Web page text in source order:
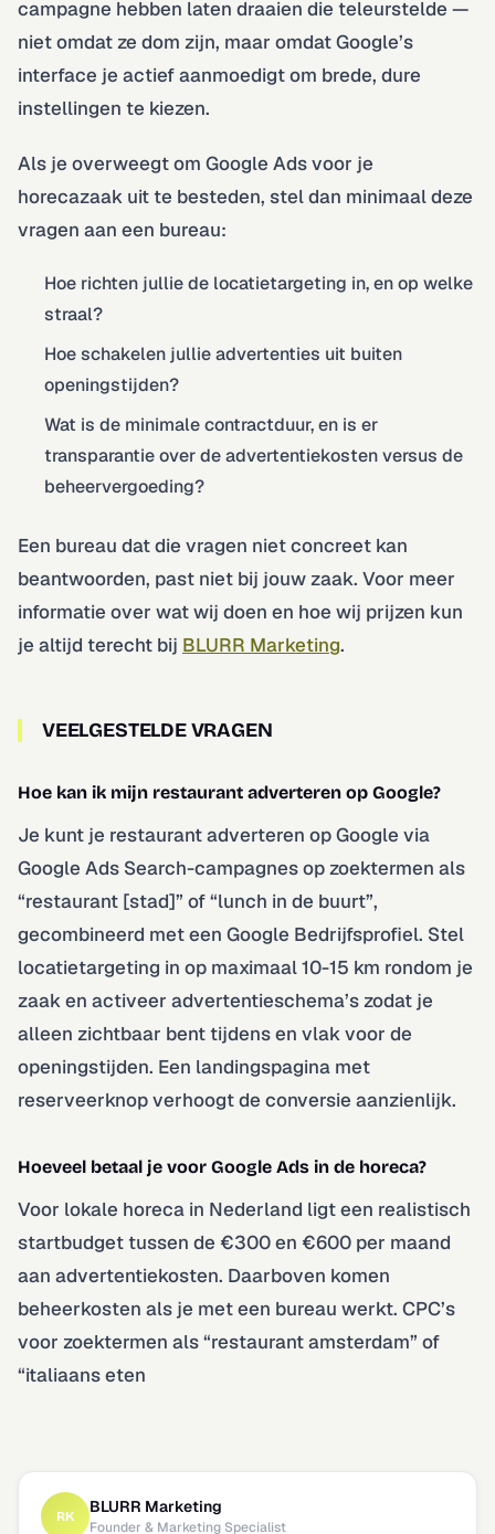
campagne hebben laten draaien die teleurstelde —
niet omdat ze dom zijn, maar omdat Google’s
interface je actief aanmoedigt om brede, dure
instellingen te kiezen.
Als je overweegt om Google Ads voor je
horecazaak uit te besteden, stel dan minimaal deze
vragen aan een bureau:
Hoe richten jullie de locatietargeting in, en op welke
straal?
Hoe schakelen jullie advertenties uit buiten
openingstijden?
Wat is de minimale contractduur, en is er
transparantie over de advertentiekosten versus de
beheervergoeding?
Een bureau dat die vragen niet concreet kan
beantwoorden, past niet bij jouw zaak. Voor meer
informatie over wat wij doen en hoe wij prijzen kun
je altijd terecht bij BLURR Marketing.
VEELGESTELDE VRAGEN
Hoe kan ik mijn restaurant adverteren op Google?
Je kunt je restaurant adverteren op Google via
Google Ads Search-campagnes op zoektermen als
“restaurant [stad]” of “lunch in de buurt”,
gecombineerd met een Google Bedrijfsprofiel. Stel
locatietargeting in op maximaal 10-15 km rondom je
zaak en activeer advertentieschema’s zodat je
alleen zichtbaar bent tijdens en vlak voor de
openingstijden. Een landingspagina met
reserveerknop verhoogt de conversie aanzienlijk.
Hoeveel betaal je voor Google Ads in de horeca?
Voor lokale horeca in Nederland ligt een realistisch
startbudget tussen de €300 en €600 per maand
aan advertentiekosten. Daarboven komen
beheerkosten als je met een bureau werkt. CPC’s
voor zoektermen als “restaurant amsterdam” of
“italiaans eten
RK BLURR Marketing
Founder & Marketing Specialist